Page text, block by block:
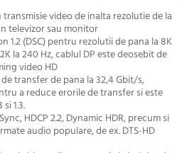
video de inalta rezolutie de la
televizor sau monitor
1.2 (DSC) pentru rezolutii de pana la 8K
la 240 Hz, cablul DP este deosebit de
video HD
transfer de pana la 32,4 Gbit/s,
a reduce erorile de transfer si este
1.3.
HDCP 2.2, Dynamic HDR, precum si
audio populare, de ex. DTS-HD